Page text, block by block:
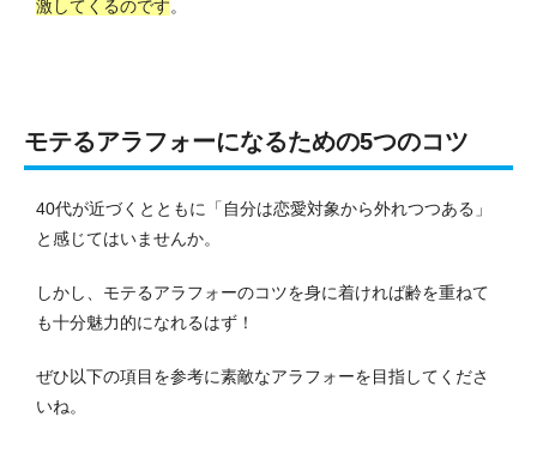
激してくるのです。
モテるアラフォーになるための5つのコツ
40代が近づくとともに「自分は恋愛対象から外れつつある」
と感じてはいませんか。
しかし、モテるアラフォーのコツを身に着ければ齢を重ねて
も十分魅力的になれるはず！
ぜひ以下の項目を参考に素敵なアラフォーを目指してくださ
いね。